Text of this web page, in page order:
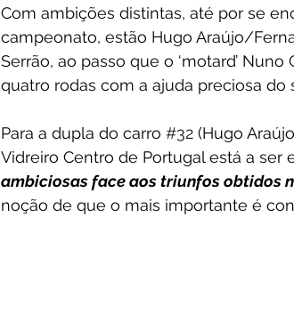
Com ambições distintas, até por se
campeonato, estão Hugo Araújo/
Serrão, ao passo que o ‘motard’
quatro rodas com a ajuda preciosa do
Para a dupla do carro #32 (Hugo
Vidreiro Centro de Portugal está a ser
ambiciosas face aos triunfos obtidos
noção de que o mais importante é